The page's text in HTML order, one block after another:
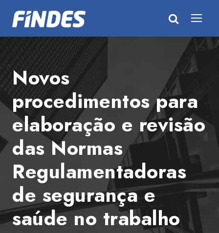
Novos
procedimentos para
elaboração e revisão
das Normas
Regulamentadoras
de segurança e
saúde no trabalho